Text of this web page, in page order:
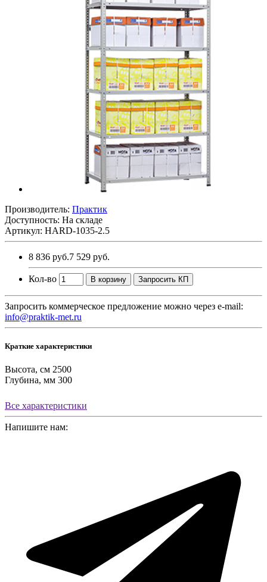
Производитель: Практик
Доступность: На складе
Артикул: HARD-1035-2.5
8 836 руб.7 529 руб.
Кол-во В корзину Запросить КП
Запросить коммерческое предложение можно через e-mail:
info@praktik-met.ru
Краткие характеристики
Высота, см 2500
Глубина, мм 300
Все характеристики
Напишите нам: